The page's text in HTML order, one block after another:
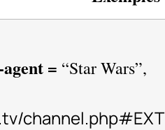
= “Star Wars”,